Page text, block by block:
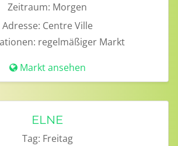
Zeitraum: Morgen
Adresse: Centre Ville
regelmäßiger Markt
Markt ansehen
ELNE
Tag: Freitag